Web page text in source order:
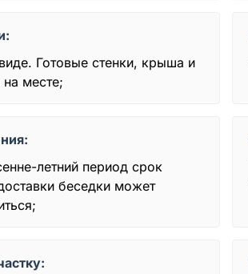
Готовые стенки, крыша и
месте;
летний период срок
беседки может